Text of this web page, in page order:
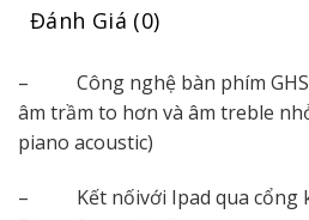
Đánh Giá (0)
– Công nghệ bàn phím GHS
âm trầm to hơn và âm treble
piano acoustic)
– Kết nốivới Ipad qua cổng